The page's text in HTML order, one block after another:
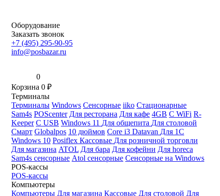
Оборудование
Заказать звонок
+7 (495) 295-90-95
info@posbazar.ru
0
Корзина 0 ₽
Терминалы
Терминалы Windows Сенсорные iiko Стационарные
Sam4s POScenter Для ресторана Для кафе 4GB С WiFi R-
Keeper С USB Windows 11 Для общепита Для столовой
Смарт Globalpos 10 дюймов Core i3 Datavan Для 1С
Windows 10 Posiflex Кассовые Для розничной торговли
Для магазина ATOL Для бара Для кофейни Для horeca
Sam4s сенсорные Atol сенсорные Сенсорные на Windows
POS-кассы
POS-кассы
Компьютеры
Компьютеры Для магазина Кассовые Для столовой Для